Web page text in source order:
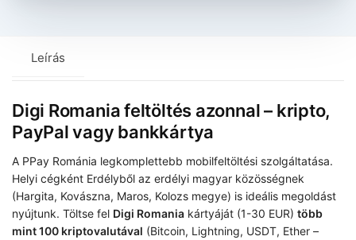
Leírás
Digi Romania feltöltés azonnal – kripto,
PayPal vagy bankkártya
A PPay Románia legkomplettebb mobilfeltöltési szolgáltatása.
Helyi cégként Erdélyből az erdélyi magyar közösségnek
(Hargita, Kovászna, Maros, Kolozs megye) is ideális megoldást
nyújtunk. Töltse fel Digi Romania kártyáját (1-30 EUR) több
mint 100 kriptovalutával (Bitcoin, Lightning, USDT, Ether –